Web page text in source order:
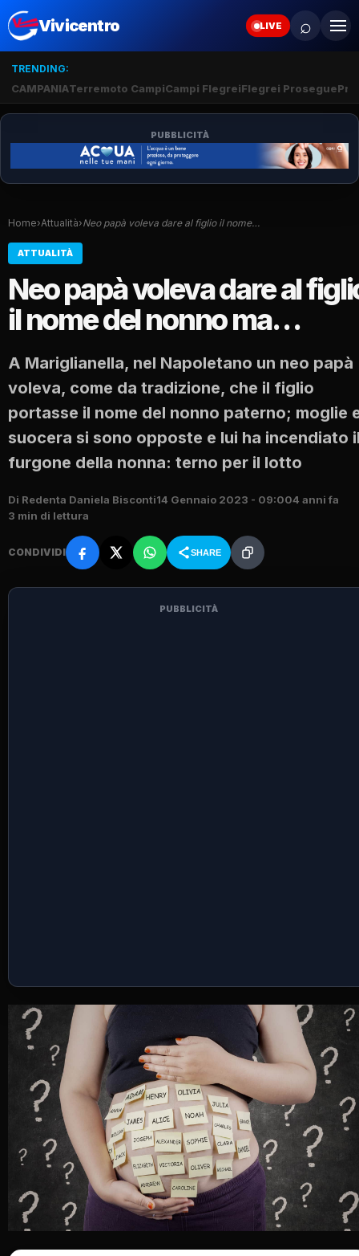
Vivicentro LIVE ⌕
TRENDING:
CAMPANIATerremoto CampiCampi FlegreiFlegrei Prosegue
PUBBLICITÀ
Home›Attualità›Neo papà voleva dare al figlio il nome…
ATTUALITÀ
Neo papà voleva dare al
il nome del nonno ma…
A Mariglianella, nel Napoletano un neo papà
voleva, come da tradizione, che il figlio
portasse il nome del nonno paterno; moglie
suocera si sono opposte e lui ha incendiato
furgone della nonna: terno per il lotto
Di Redenta Daniela Bisconti14 Gennaio 2023 - 09:004 anni fa
3 min di lettura
CONDIVIDI SHARE
PUBBLICITÀ